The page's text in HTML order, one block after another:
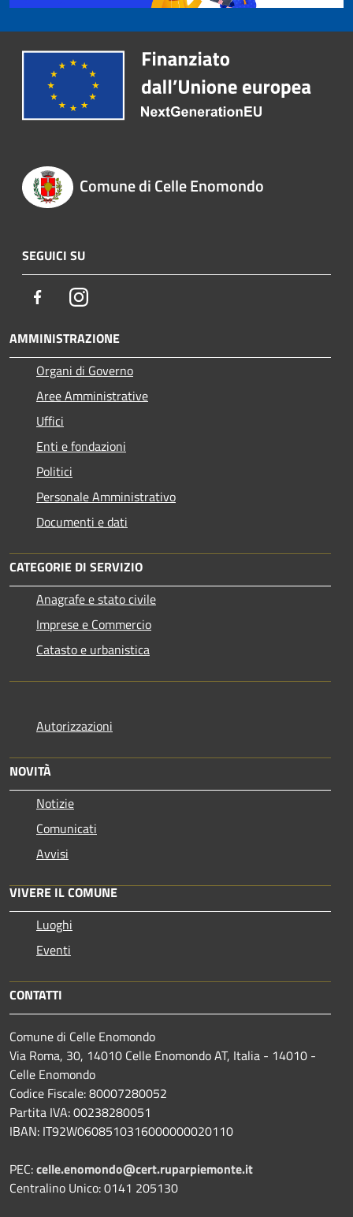
Comune di Celle Enomondo
SEGUICI SU
FacebookInstagram
AMMINISTRAZIONE
Organi di Governo
Aree Amministrative
Uffici
Enti e fondazioni
Politici
Personale Amministrativo
Documenti e dati
CATEGORIE DI SERVIZIO
Anagrafe e stato civile
Imprese e Commercio
Catasto e urbanistica
Autorizzazioni
NOVITÀ
Notizie
Comunicati
Avvisi
VIVERE IL COMUNE
Luoghi
Eventi
CONTATTI
Comune di Celle Enomondo
Via Roma, 30, 14010 Celle Enomondo AT, Italia - 14010 -
Celle Enomondo
Codice Fiscale: 80007280052
Partita IVA: 00238280051
IBAN: IT92W0608510316000000020110
PEC:celle.enomondo@cert.ruparpiemonte.it
Centralino Unico: 0141 205130